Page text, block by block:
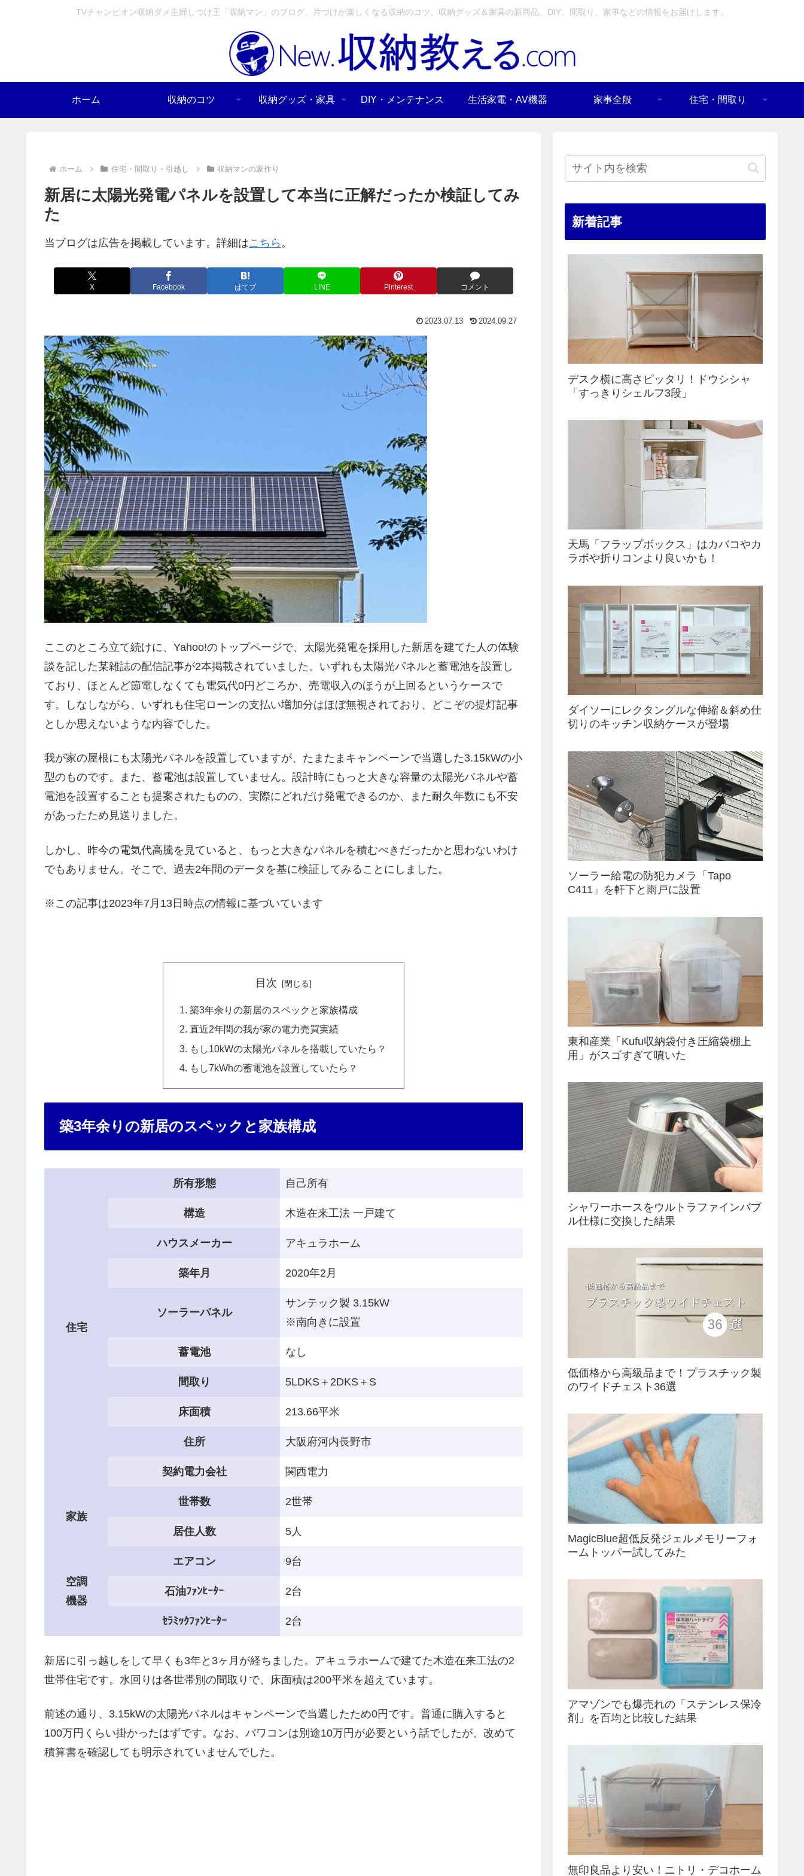
TVチャンピオン収納ダメ主婦しつけ王「収納マン」のブログ。片づけが楽しくなる収納のコツ、収納グッズ＆家具の新商品、DIY、間取り、家事などの情報をお届けします。
ホーム 収納のコツ 収納グッズ・家具 DIY・メンテナンス 生活家電・AV機器 家事全般 住宅・間取り
ホーム 住宅・間取り・引越し 収納マンの家作り
新居に太陽光発電パネルを設置して本当に正解だったか検証してみ
た
当ブログは広告を掲載しています。詳細はこちら 。
X Facebook はてブ LINE Pinterest コメント
2023.07.13 2024.09.27
ここのところ立て続けに、Yahoo!のトップページで、太陽光発電を採用した新居を建てた人の体験
談を記した某雑誌の配信記事が2本掲載されていました。いずれも太陽光パネルと蓄電池を設置し
ており、ほとんど節電しなくても電気代0円どころか、売電収入のほうが上回るというケースで
す。しなしながら、いずれも住宅ローンの支払い増加分はほぼ無視されており、どこぞの提灯記事
としか思えないような内容でした。
我が家の屋根にも太陽光パネルを設置していますが、たまたまキャンペーンで当選した3.15kWの小
型のものです。また、蓄電池は設置していません。設計時にもっと大きな容量の太陽光パネルや蓄
電池を設置することも提案されたものの、実際にどれだけ発電できるのか、また耐久年数にも不安
があったため見送りました。
しかし、昨今の電気代高騰を見ていると、もっと大きなパネルを積むべきだったかと思わないわけ
でもありません。そこで、過去2年間のデータを基に検証してみることにしました。
※この記事は2023年7月13日時点の情報に基づいています
目次
築3年余りの新居のスペックと家族構成
直近2年間の我が家の電力売買実績
もし10kWの太陽光パネルを搭載していたら？
もし7kWhの蓄電池を設置していたら？
築3年余りの新居のスペックと家族構成
住宅
所有形態 自己所有
構造 木造在来工法 一戸建て
ハウスメーカー アキュラホーム
築年月 2020年2月
ソーラーパネル
サンテック製 3.15kW
※南向きに設置
蓄電池 なし
間取り 5LDKS＋2DKS＋S
床面積 213.66平米
住所 大阪府河内長野市
契約電力会社 関西電力
家族
世帯数 2世帯
居住人数 5人
空調
機器
エアコン 9台
石油ﾌｧﾝﾋｰﾀｰ 2台
ｾﾗﾐｯｸﾌｧﾝﾋｰﾀｰ 2台
新居に引っ越しをして早くも3年と3ヶ月が経ちました。アキュラホームで建てた木造在来工法の2
世帯住宅です。水回りは各世帯別の間取りで、床面積は200平米を超えています。
前述の通り、3.15kWの太陽光パネルはキャンペーンで当選したため0円です。普通に購入すると
100万円くらい掛かったはずです。なお、パワコンは別途10万円が必要という話でしたが、改めて
積算書を確認しても明示されていませんでした。
新着記事
デスク横に高さピッタリ！ドウシシャ
「すっきりシェルフ3段」
天馬「フラップボックス」はカバコやカ
ラボや折りコンより良いかも！
ダイソーにレクタングルな伸縮＆斜め仕
切りのキッチン収納ケースが登場
ソーラー給電の防犯カメラ「Tapo
C411」を軒下と雨戸に設置
東和産業「Kufu収納袋付き圧縮袋棚上
用」がスゴすぎて噴いた
シャワーホースをウルトラファインバブ
ル仕様に交換した結果
低価格から高級品まで！プラスチック製
のワイドチェスト36選
MagicBlue超低反発ジェルメモリーフォ
ームトッパー試してみた
アマゾンでも爆売れの「ステンレス保冷
剤」を百均と比較した結果
無印良品より安い！ニトリ・デコホーム